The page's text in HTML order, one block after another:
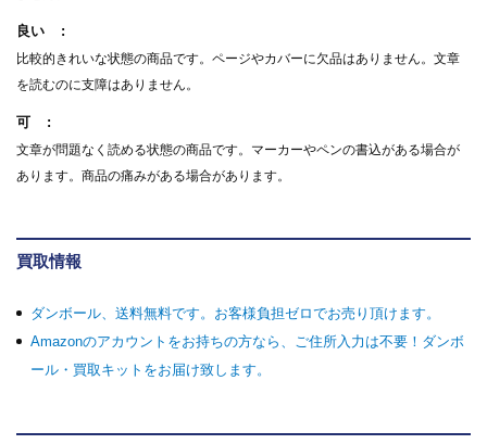
良い
比較的きれいな状態の商品です。ページやカバーに欠品はありません。文章
を読むのに支障はありません。
可
文章が問題なく読める状態の商品です。マーカーやペンの書込がある場合が
あります。商品の痛みがある場合があります。
買取情報
ダンボール、送料無料です。お客様負担ゼロでお売り頂けます。
Amazonのアカウントをお持ちの方なら、ご住所入力は不要！ダンボ
ール・買取キットをお届け致します。